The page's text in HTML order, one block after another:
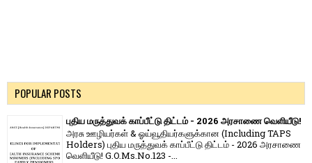
POPULAR POSTS
புதிய மருத்துவக் காப்பீட்டு திட்டம் - 2026 அரசாணை வெளியீடு!
அரசு ஊழியர்கள் & ஓய்வூதியர்களுக்கான (Including TAPS
Holders) புதிய மருத்துவக் காப்பீட்டு திட்டம் - 2026 அரசாணை
வெளியீடு! G.O.Ms.No.123 -...